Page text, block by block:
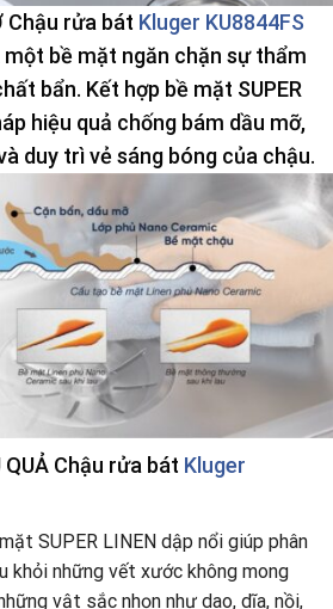
Chậu rửa bát Kluger KU8844FS
bề mặt ngăn chặn sự thẩm
bẩn. Kết hợp bề mặt SUPER
hiệu quả chống bám dầu mỡ,
duy trì vẻ sáng bóng của chậu.
QUẢ Chậu rửa bát Kluger
SUPER LINEN dập nổi giúp phân
khỏi những vết xước không mong
vật sắc nhọn như dao, dĩa, nồi,